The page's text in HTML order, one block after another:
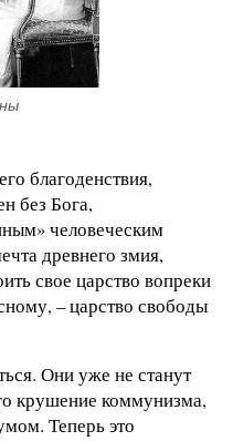
благоденствия,
без Бога,
человеческим
древнего змия,
свое царство вопреки
– царство свободы
Они уже не станут
крушение коммунизма,
Теперь это